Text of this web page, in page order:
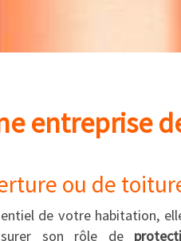
entreprise
ou de
de votre habitation,
son rôle de